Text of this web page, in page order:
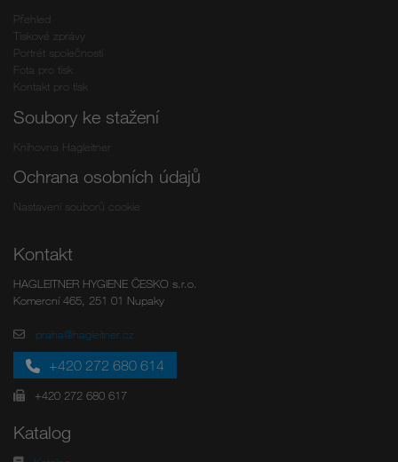
Přehled
Tiskové zprávy
Portrét společnosti
Fota pro tisk
Kontakt pro tisk
Soubory ke stažení
Knihovna Hagleitner
Ochrana osobních údajů
Nastavení souborů cookie
Kontakt
HAGLEITNER HYGIENE ČESKO s.r.o.
Komercní 465, 251 01 Nupaky
praha@hagleitner.cz
+420 272 680 614
+420 272 680 617
Katalog